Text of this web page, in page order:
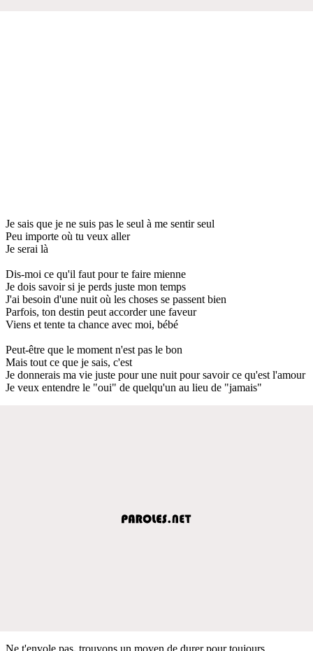
Je sais que je ne suis pas le seul à me sentir seul
Peu importe où tu veux aller
Je serai là
Dis-moi ce qu'il faut pour te faire mienne
Je dois savoir si je perds juste mon temps
J'ai besoin d'une nuit où les choses se passent bien
Parfois, ton destin peut accorder une faveur
Viens et tente ta chance avec moi, bébé
Peut-être que le moment n'est pas le bon
Mais tout ce que je sais, c'est
Je donnerais ma vie juste pour une nuit pour savoir ce qu'est l'amour
Je veux entendre le "oui" de quelqu'un au lieu de "jamais"
Ne t'envole pas, trouvons un moyen de durer pour toujours